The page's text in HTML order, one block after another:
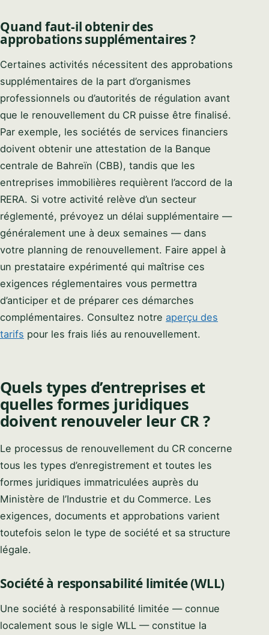
Quand faut-il obtenir des
approbations supplémentaires ?
Certaines activités nécessitent des approbations
supplémentaires de la part d’organismes
professionnels ou d’autorités de régulation avant
que le renouvellement du CR puisse être finalisé.
Par exemple, les sociétés de services financiers
doivent obtenir une attestation de la Banque
centrale de Bahreïn (CBB), tandis que les
entreprises immobilières requièrent l’accord de la
RERA. Si votre activité relève d’un secteur
réglementé, prévoyez un délai supplémentaire —
généralement une à deux semaines — dans
votre planning de renouvellement. Faire appel à
un prestataire expérimenté qui maîtrise ces
exigences réglementaires vous permettra
d’anticiper et de préparer ces démarches
complémentaires. Consultez notre aperçu des
tarifs pour les frais liés au renouvellement.
Quels types d’entreprises et
quelles formes juridiques
doivent renouveler leur CR ?
Le processus de renouvellement du CR concerne
tous les types d’enregistrement et toutes les
formes juridiques immatriculées auprès du
Ministère de l’Industrie et du Commerce. Les
exigences, documents et approbations varient
toutefois selon le type de société et sa structure
légale.
Société à responsabilité limitée (WLL)
Une société à responsabilité limitée — connue
localement sous le sigle WLL — constitue la